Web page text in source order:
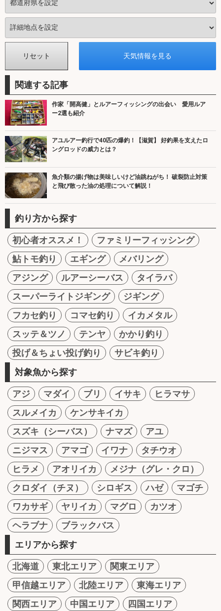
関連する記事
作家「開高健」とルアーフィッシングの出会い 愛用ルア
ー2選も紹介
アユルアー釣行で40匹の爆釣！【滋賀】 好釣果を支えたロ
ングロッドの威力とは？
魚介類の揚げ物は美味しいけど油跳ねがち！ 破裂防止対策
と飛び散った油の処理について解説！
釣り方から探す
初心者オススメ！
ファミリーフィッシング
鮎トモ釣り
エギング
メバリング
アジング
ルアーシーバス
タイラバ
スーパーライトジギング
ジギング
フカセ釣り
コマセ釣り
イカメタル
スッテ＆ツノ
テンヤ
かかり釣り
投げ＆ちょい投げ釣り
サビキ釣り
対象魚から探す
アジ マダイ ブリ イサキ
ヒラマサ
スルメイカ
ケンサキイカ
スズキ（シーバス）
ナマズ
アユ
ニジマス
アマゴ イワナ
タチウオ
ヒラメ
アオリイカ
メジナ（グレ・クロ）
クロダイ（チヌ）
シロギス ハゼ
マゴチ
ワカサギ
ヤリイカ マグロ
カツオ
ヘラブナ
ブラックバス
エリアから探す
北海道 東北エリア
関東エリア
甲信越エリア
北陸エリア
東海エリア
関西エリア
中国エリア
四国エリア